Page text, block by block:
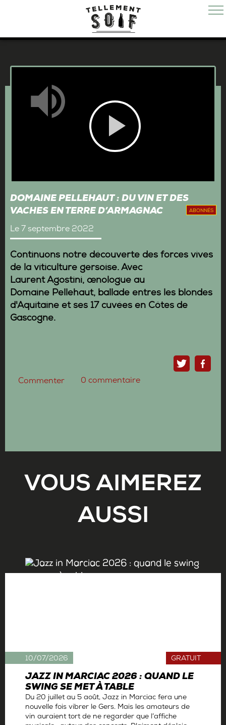
Play
Video
Mute
DOMAINE PELLEHAUT : DU VIN ET DES
VACHES EN TERRE D’ARMAGNAC
ABONNÉS
Le 7 septembre 2022
Continuons notre découverte des forces vives
de la viticulture gersoise. Avec
Laurent Agostini, œnologue au
Domaine Pellehaut, ballade entres les blondes
d'Aquitaine et ses 17 cuvées en Côtes de
Gascogne.
0 commentaire
Commenter
VOUS AIMEREZ
AUSSI
JAZZ IN MARCIAC 2026 : QUAND LE
SWING SE MET À TABLE
GRATUIT
Du 20 juillet au 5 août, Jazz in Marciac fera une
nouvelle fois vibrer le Gers. Mais les amateurs de
vin auraient tort de ne regarder que l’affiche
10/07/2026